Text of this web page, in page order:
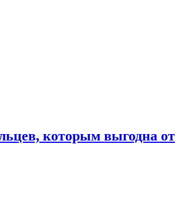
которым выгодна